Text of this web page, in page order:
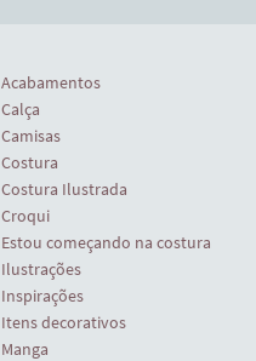
Acabamentos
Calça
Camisas
Costura
Costura Ilustrada
Croqui
Estou começando na costura
Ilustrações
Inspirações
Itens decorativos
Manga